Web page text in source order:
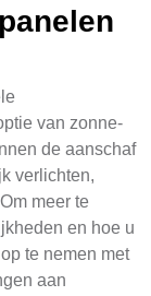
van zonne-
de aanschaf
verlichten,
meer te
en hoe u
te nemen met
aan